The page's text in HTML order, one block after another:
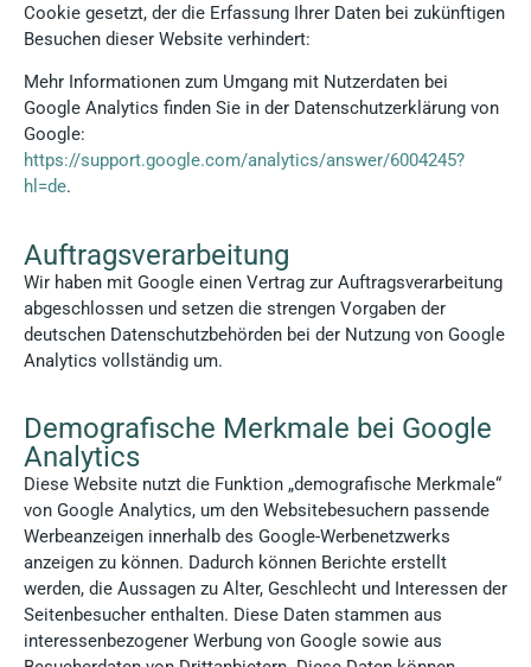
Cookie gesetzt, der die Erfassung Ihrer Daten bei zukünftigen
Besuchen dieser Website verhindert:
Mehr Informationen zum Umgang mit Nutzerdaten bei
Google Analytics finden Sie in der Datenschutzerklärung von
Google:
https://support.google.com/analytics/answer/6004245?
hl=de.
Auftragsverarbeitung
Wir haben mit Google einen Vertrag zur Auftragsverarbeitung
abgeschlossen und setzen die strengen Vorgaben der
deutschen Datenschutzbehörden bei der Nutzung von Google
Analytics vollständig um.
Demografische Merkmale bei Google
Analytics
Diese Website nutzt die Funktion „demografische Merkmale“
von Google Analytics, um den Websitebesuchern passende
Werbeanzeigen innerhalb des Google-Werbenetzwerks
anzeigen zu können. Dadurch können Berichte erstellt
werden, die Aussagen zu Alter, Geschlecht und Interessen der
Seitenbesucher enthalten. Diese Daten stammen aus
interessenbezogener Werbung von Google sowie aus